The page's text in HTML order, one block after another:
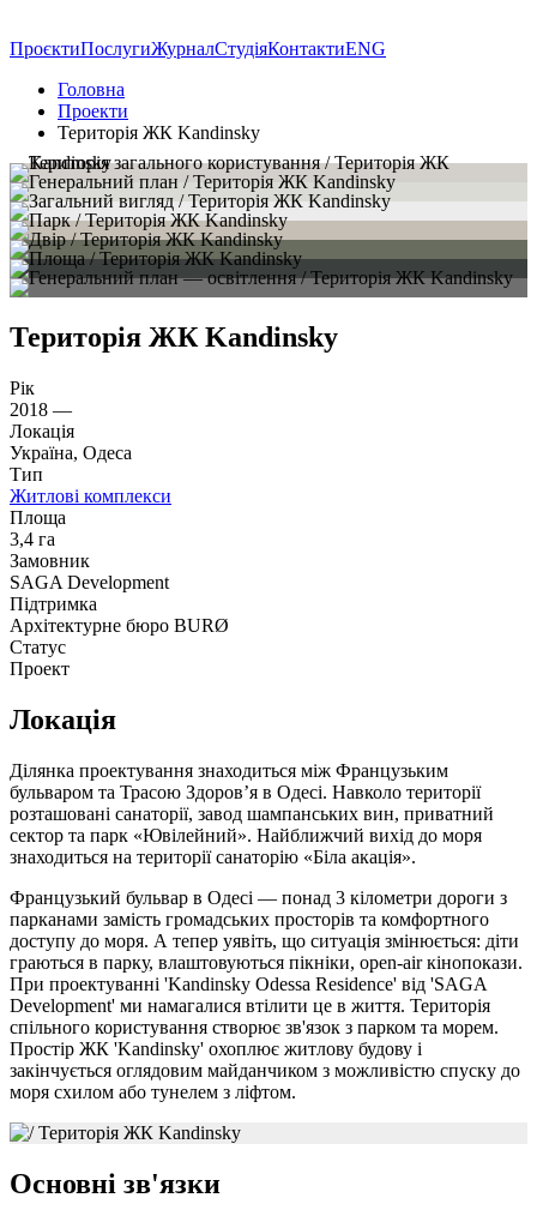
ПроєктиПослугиЖурналСтудіяКонтактиENG
Головна
Проекти
Територія ЖК Kandinsky
Територія ЖК Kandinsky
Рік
2018 —
Локація
Україна, Одеса
Тип
Житлові комплекси
Площа
3,4 га
Замовник
SAGA Development
Підтримка
Архітектурне бюро BURØ
Статус
Проект
Локація
Ділянка проектування знаходиться між Французьким
бульваром та Трасою Здоров’я в Одесі. Навколо території
розташовані санаторії, завод шампанських вин, приватний
сектор та парк «Ювілейний». Найближчий вихід до моря
знаходиться на території санаторію «Біла акація».
Французький бульвар в Одесі — понад 3 кілометри дороги з
парканами замість громадських просторів та комфортного
доступу до моря. А тепер уявіть, що ситуація змінюється: діти
граються в парку, влаштовуються пікніки, open-air кінопокази.
При проектуванні 'Kandinsky Odessa Residence' від 'SAGA
Development' ми намагалися втілити це в життя. Територія
спільного користування створює зв'язок з парком та морем.
Простір ЖК 'Kandinsky' охоплює житлову будову і
закінчується оглядовим майданчиком з можливістю спуску до
моря схилом або тунелем з ліфтом.
Основні зв'язки